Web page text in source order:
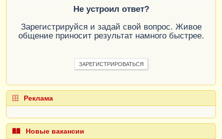
Не устроил ответ?
Зарегистрируйся и задай свой вопрос. Живое
общение приносит результат намного быстрее.
ЗАРЕГИСТРИРОВАТЬСЯ
Реклама
Новые вакансии